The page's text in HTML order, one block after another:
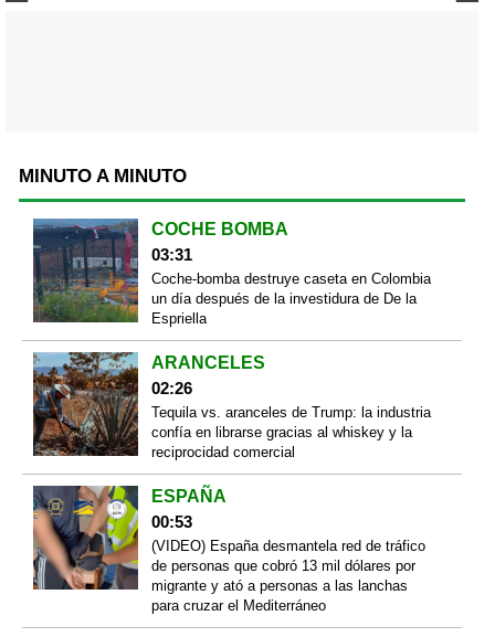
MINUTO A MINUTO
COCHE BOMBA
03:31
Coche-bomba destruye caseta en Colombia
un día después de la investidura de De la
Espriella
ARANCELES
02:26
Tequila vs. aranceles de Trump: la industria
confía en librarse gracias al whiskey y la
reciprocidad comercial
ESPAÑA
00:53
(VIDEO) España desmantela red de tráfico
de personas que cobró 13 mil dólares por
migrante y ató a personas a las lanchas
para cruzar el Mediterráneo